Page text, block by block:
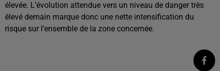
élevée. L’évolution attendue vers un niveau de danger très
élevé demain marque donc une nette intensification du
risque sur l’ensemble de la zone concernée.